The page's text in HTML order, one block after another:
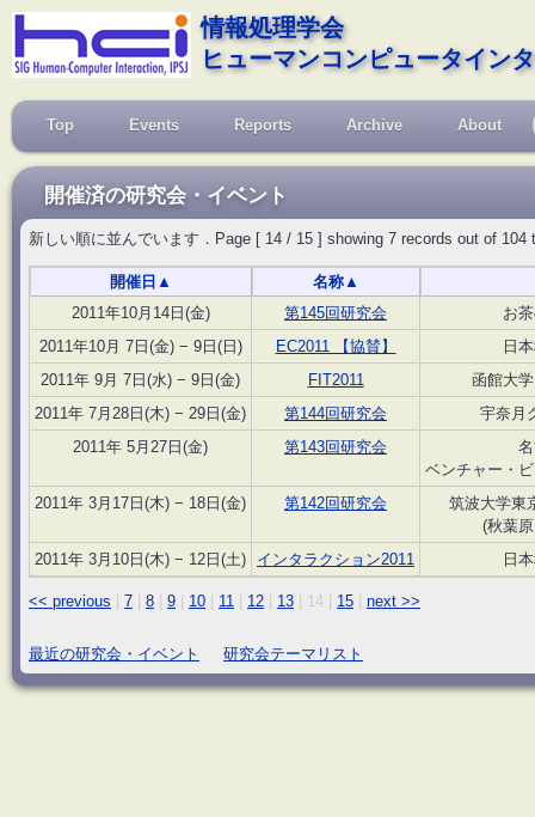
情報処理学会
ヒューマンコンピュータイン
Top Events Reports Archive About
開催済の研究会・イベント
新しい順に並んでいます．Page [ 14 / 15 ] showing 7 records out of
開催日 ▲ 名称 ▲
2011年10月14日(金)
第145回研究会
お
2011年10月 7日(金) − 9日(日)
EC2011 【協賛】
日
2011年 9月 7日(水) − 9日(金)
FIT2011
函館大
2011年 7月28日(木) − 29日(金)
第144回研究会
宇奈月
2011年 5月27日(金)
第143回研究会
ベンチャー・
2011年 3月17日(木) − 18日(金)
第142回研究会
筑波大学東
(秋葉
2011年 3月10日(木) − 12日(土)
インタラクション2011 日
<< previous 7 8 9 10 11 12 13 14 15 next >>
最近の研究会・イベント 研究会テーマリスト